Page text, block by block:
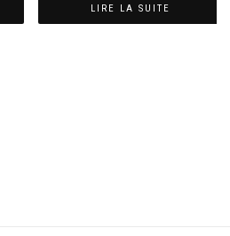
LIRE LA SUITE